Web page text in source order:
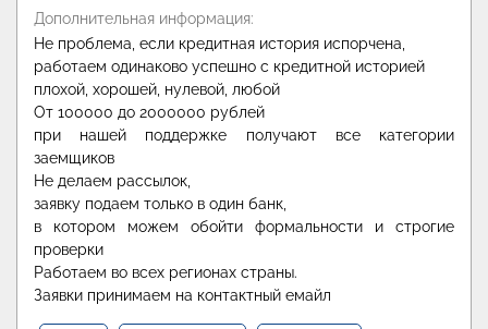
Дополнительная информация:
Не проблема, если кредитная история испорчена,
работаем одинаково успешно с кредитной историей
плохой, хорошей, нулевой, любой
От 100000 до 2000000 рублей
при нашей поддержке получают все категории
заемщиков
Не делаем рассылок,
заявку подаем только в один банк,
в котором можем обойти формальности и строгие
проверки
Работаем во всех регионах страны.
Заявки принимаем на контактный емайл